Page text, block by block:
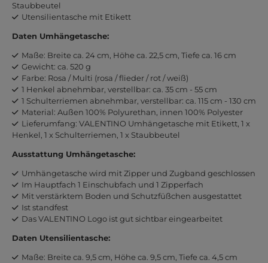
Staubbeutel
Utensilientasche mit Etikett
Daten Umhängetasche:
Maße: Breite ca. 24 cm, Höhe ca. 22,5 cm, Tiefe ca. 16 cm
Gewicht: ca. 520 g
Farbe: Rosa / Multi (rosa / flieder / rot / weiß)
1 Henkel abnehmbar, verstellbar: ca. 35 cm - 55 cm
1 Schulterriemen abnehmbar, verstellbar: ca. 115 cm - 130 cm
Material: Außen 100% Polyurethan, innen 100% Polyester
Lieferumfang: VALENTINO Umhängetasche mit Etikett, 1 x
Henkel, 1 x Schulterriemen, 1 x Staubbeutel
Ausstattung Umhängetasche:
Umhängetasche wird mit Zipper und Zugband geschlossen
Im Hauptfach 1 Einschubfach und 1 Zipperfach
Mit verstärktem Boden und Schutzfüßchen ausgestattet
Ist standfest
Das VALENTINO Logo ist gut sichtbar eingearbeitet
Daten Utensilientasche:
Maße: Breite ca. 9,5 cm, Höhe ca. 9,5 cm, Tiefe ca. 4,5 cm